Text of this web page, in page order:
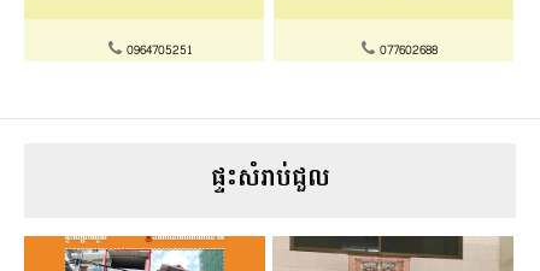
0964705251 077602688
ផ្ទះសំរាប់ជួល